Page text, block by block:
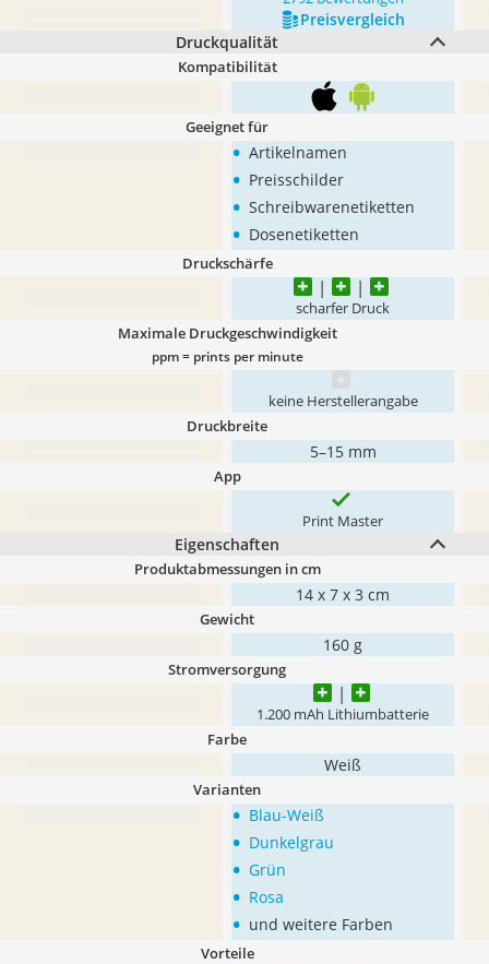
Preis­vergleich
Druckqualität
Kompatibilität
Geeignet für
• Artikelnamen
• Preisschilder
• Schreibwarenetiketten
• Dosenetiketten
Druckschärfe
scharfer Druck
Maximale Druckgeschwindigkeit
ppm = prints per minute
keine Herstellerangabe
Druckbreite
5–15 mm
App
Print Master
Eigenschaften
Produktabmessungen in cm
14 x 7 x 3 cm
Gewicht
160 g
Stromversorgung
1.200 mAh Lithiumbatterie
Farbe
Weiß
Varianten
• Blau-Weiß
• Dunkelgrau
• Grün
• Rosa
• und weitere Farben
Vorteile